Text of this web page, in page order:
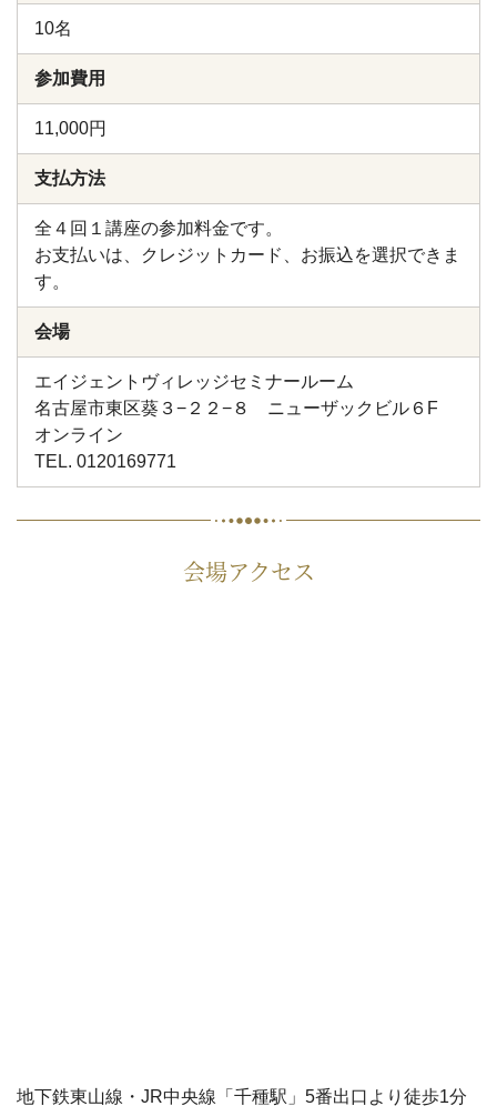
10名
参加費用
11,000円
支払方法
全４回１講座の参加料金です。
お支払いは、クレジットカード、お振込を選択できま
す。
会場
エイジェントヴィレッジセミナールーム
名古屋市東区葵３−２２−８ ニューザックビル６F
オンライン
TEL. 0120169771
会場アクセス
地下鉄東山線・JR中央線「千種駅」5番出口より徒歩1分